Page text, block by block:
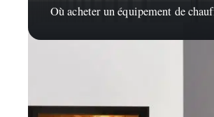
Où acheter un équipement de